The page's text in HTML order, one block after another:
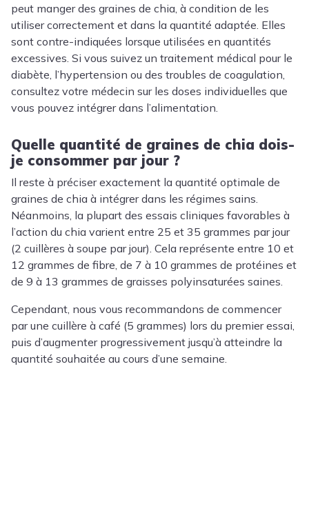
peut manger des graines de chia, à condition de les
utiliser correctement et dans la quantité adaptée. Elles
sont contre-indiquées lorsque utilisées en quantités
excessives. Si vous suivez un traitement médical pour le
diabète, l’hypertension ou des troubles de coagulation,
consultez votre médecin sur les doses individuelles que
vous pouvez intégrer dans l’alimentation.
Quelle quantité de graines de chia dois-
je consommer par jour ?
Il reste à préciser exactement la quantité optimale de
graines de chia à intégrer dans les régimes sains.
Néanmoins, la plupart des essais cliniques favorables à
l’action du chia varient entre 25 et 35 grammes par jour
(2 cuillères à soupe par jour). Cela représente entre 10 et
12 grammes de fibre, de 7 à 10 grammes de protéines et
de 9 à 13 grammes de graisses polyinsaturées saines.
Cependant, nous vous recommandons de commencer
par une cuillère à café (5 grammes) lors du premier essai,
puis d’augmenter progressivement jusqu’à atteindre la
quantité souhaitée au cours d’une semaine.